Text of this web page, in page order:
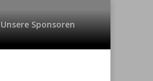
Unsere Sponsoren